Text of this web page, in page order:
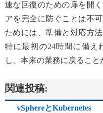
速な回復のための扉を開
アを完全に防ぐことは不
ためには、準備と対応方
特に最初の24時間に備え
し、本来の業務に戻ること
関連投稿:
vSphereとKubernetes